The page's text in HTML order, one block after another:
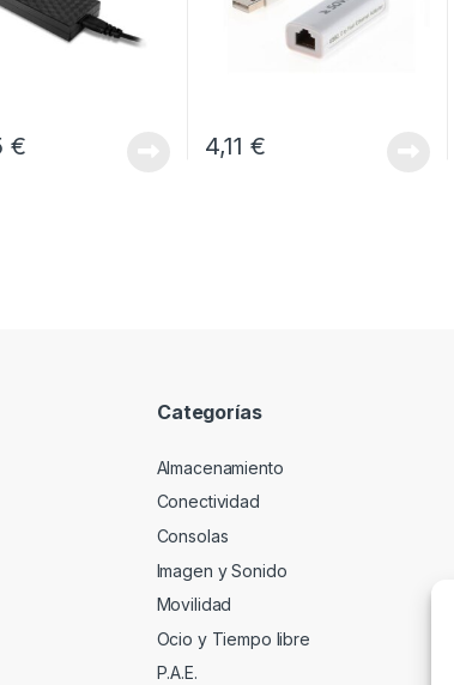
€ 4,11 €
Categorías
Almacenamiento
Conectividad
Consolas
Imagen y Sonido
Movilidad
Ocio y Tiempo libre
P.A.E.